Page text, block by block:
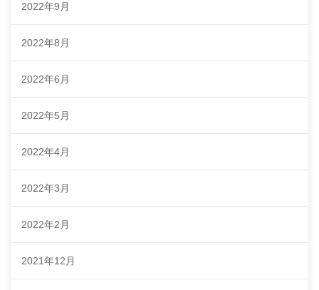
2022年9月
2022年8月
2022年6月
2022年5月
2022年4月
2022年3月
2022年2月
2021年12月